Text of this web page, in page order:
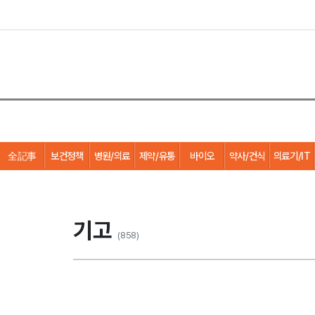
全記事 보건정책 병원/의료 제약/유통 바이오 약사/건식 의료기/IT
기고 (858)